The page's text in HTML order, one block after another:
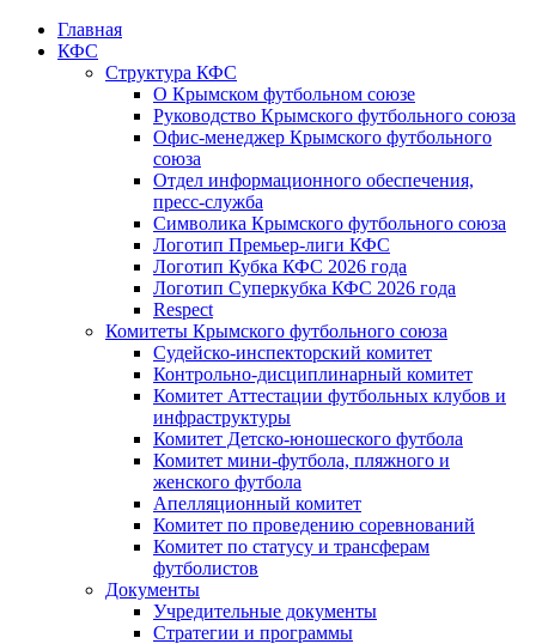
Главная
КФС
Структура КФС
О Крымском футбольном союзе
Руководство Крымского футбольного союза
Офис-менеджер Крымского футбольного
союза
Отдел информационного обеспечения,
пресс-служба
Символика Крымского футбольного союза
Логотип Премьер-лиги КФС
Логотип Кубка КФС 2026 года
Логотип Суперкубка КФС 2026 года
Respect
Комитеты Крымского футбольного союза
Судейско-инспекторский комитет
Контрольно-дисциплинарный комитет
Комитет Аттестации футбольных клубов и
инфраструктуры
Комитет Детско-юношеского футбола
Комитет мини-футбола, пляжного и
женского футбола
Апелляционный комитет
Комитет по проведению соревнований
Комитет по статусу и трансферам
футболистов
Документы
Учредительные документы
Стратегии и программы